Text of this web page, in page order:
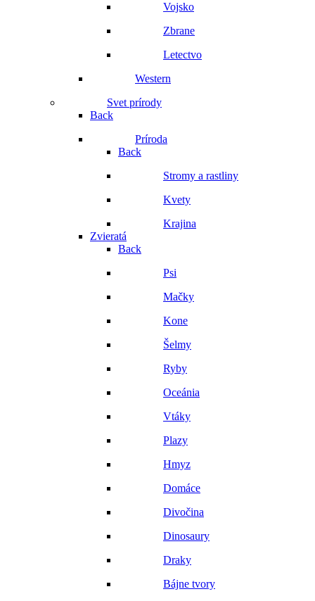
Vojsko
Zbrane
Letectvo
Western
Svet prírody
Back
Príroda
Back
Stromy a rastliny
Kvety
Krajina
Zvieratá
Back
Psi
Mačky
Kone
Šelmy
Ryby
Oceánia
Vtáky
Plazy
Hmyz
Domáce
Divočina
Dinosaury
Draky
Bájne tvory